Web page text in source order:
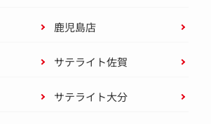
鹿児島店
サテライト佐賀
サテライト大分